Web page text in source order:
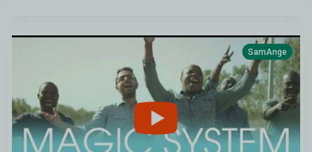
SamAnge